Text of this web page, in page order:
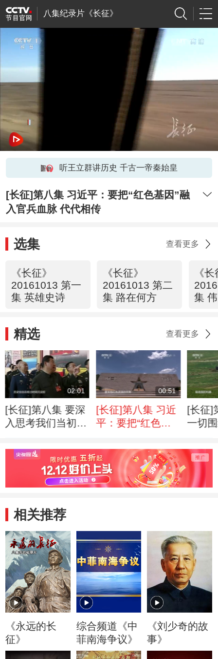
八集纪录片《长征》
听王立群讲历史 千古一帝秦始皇
[长征]第八集 习近平：要把“红色基因”融
入官兵血脉 代代相传
选集 查看更多
《长征》
20161013 第一
集 英雄史诗
《长征》
20161013 第二
集 路在何方
《
集
精选 查看更多
02:01
[长征]第八集 要深
入思考我们当初是
什么出发的
00:51
[长征]第八集 习近
平：要把“红色基
代代相传
[长征]
一切
相关推荐
《永远的长
征》
综合频道《中
菲南海争议》
《刘少奇的故
事》